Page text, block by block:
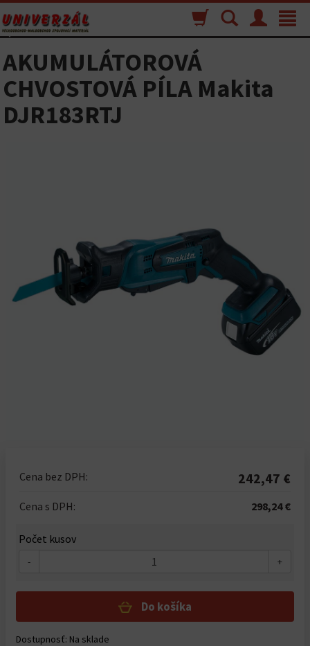
Toggle
Menu
Vyhľadávanie
Nákupný
košík
AKUMULÁTOROVÁ
CHVOSTOVÁ PÍLA Makita
DJR183RTJ
Cena bez DPH: 242,47 €
Cena s DPH: 298,24 €
Počet kusov
- +
Do košíka
Dostupnosť: Na sklade